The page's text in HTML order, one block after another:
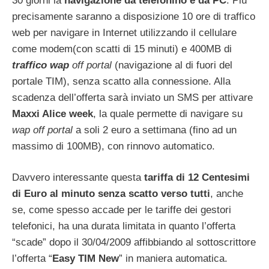
precisamente saranno a disposizione 10 ore di traffico
web per navigare in Internet utilizzando il cellulare
come modem(con scatti di 15 minuti) e 400MB di
traffico wap off portal (navigazione al di fuori del
portale TIM), senza scatto alla connessione. Alla
scadenza dell’offerta sarà inviato un SMS per attivare
Maxxi Alice week, la quale permette di navigare su
wap off portal a soli 2 euro a settimana (fino ad un
massimo di 100MB), con rinnovo automatico.
Davvero interessante questa tariffa di 12 Centesimi
di Euro al minuto senza scatto verso tutti, anche
se, come spesso accade per le tariffe dei gestori
telefonici, ha una durata limitata in quanto l’offerta
“scade” dopo il 30/04/2009 affibbiando al sottoscrittore
l’offerta “ Easy TIM New” in maniera automatica.